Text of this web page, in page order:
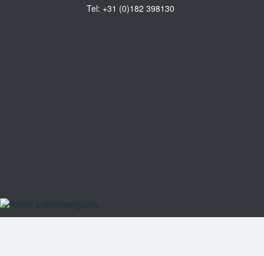
Tel: +31 (0)182 398130